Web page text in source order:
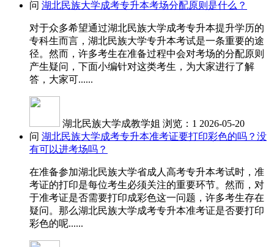
问 湖北民族大学成考专升本考场分配原则是什么？
对于众多希望通过湖北民族大学成考专升本提升学历的
专科生而言，湖北民族大学专升本考试是一条重要的途
径。然而，许多考生在准备过程中会对考场的分配原则
产生疑问，下面小编针对这类考生，为大家进行了解
答，大家可......
湖北民族大学成教学姐 浏览：1 2026-05-20
问 湖北民族大学成考专升本准考证要打印彩色的吗？没
有可以进考场吗？
在准备参加湖北民族大学省成人高考专升本考试时，准
考证的打印是每位考生必须关注的重要环节。然而，对
于准考证是否需要打印成彩色这一问题，许多考生存在
疑问。那么湖北民族大学成考专升本准考证是否要打印
彩色的呢......